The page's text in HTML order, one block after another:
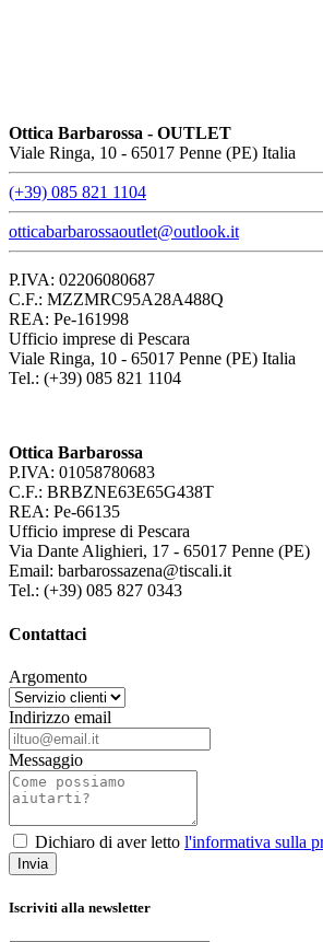
Ottica Barbarossa - OUTLET
Viale Ringa, 10 - 65017 Penne (PE) Italia
(+39) 085 821 1104
otticabarbarossaoutlet@outlook.it
P.IVA: 02206080687
C.F.: MZZMRC95A28A488Q
REA: Pe-161998
Ufficio imprese di Pescara
Viale Ringa, 10 - 65017 Penne (PE) Italia
Tel.: (+39) 085 821 1104
Ottica Barbarossa
P.IVA: 01058780683
C.F.: BRBZNE63E65G438T
REA: Pe-66135
Ufficio imprese di Pescara
Via Dante Alighieri, 17 - 65017 Penne (PE)
Email: barbarossazena@tiscali.it
Tel.: (+39) 085 827 0343
Contattaci
Argomento
Indirizzo email
Messaggio
Dichiaro di aver letto l'informativa sulla
Iscriviti alla newsletter